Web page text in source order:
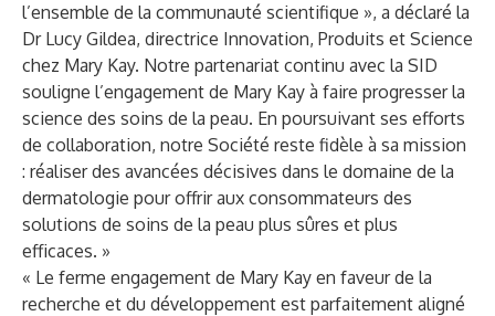
l’ensemble de la communauté scientifique », a déclaré la
Dr Lucy Gildea, directrice Innovation, Produits et Science
chez Mary Kay. Notre partenariat continu avec la SID
souligne l’engagement de Mary Kay à faire progresser la
science des soins de la peau. En poursuivant ses efforts
de collaboration, notre Société reste fidèle à sa mission
: réaliser des avancées décisives dans le domaine de la
dermatologie pour offrir aux consommateurs des
solutions de soins de la peau plus sûres et plus
efficaces. »
« Le ferme engagement de Mary Kay en faveur de la
recherche et du développement est parfaitement aligné